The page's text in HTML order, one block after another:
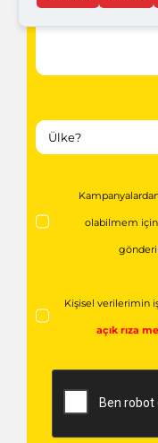
Teknik
Çerez
Kesici Takım
Freze Bileme
Matkap
Kalıp
Kater ve
Torna Aynası
Ata Teknik